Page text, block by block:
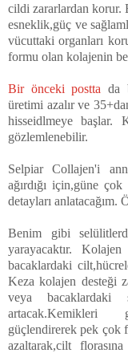
cildi zararlardan
esneklik,güç ve
vücuttaki organları
formu olan kolajenin
Bir önceki postta da
üretimi azalır ve
hisseidlmeye başlar.
gözlemlenebilir.
Selpiar Collajen'i
ağırdığı için,güne
detayları anlatacağım.
Benim gibi
yarayacaktır. Kolajen
bacaklardaki
Keza kolajen desteği
veya bacaklardaki
artacak.Kemikleri
güçlendirerek pek çok
azaltarak,cilt